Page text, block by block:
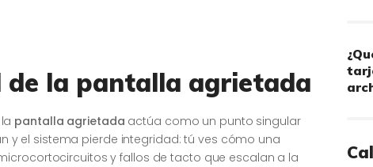
de la pantalla agrietada
pantalla agrietada actúa como un punto singular
y el sistema pierde integridad: tú ves cómo una
y fallos de tacto que escalan a la